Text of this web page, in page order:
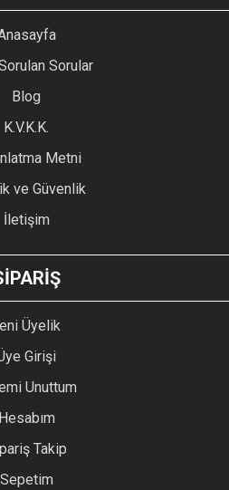
YAZ
veya görüntülenemiyor.
bilgiler bulunuyor.
bulunuyor.
daha pahalı.
GÖNDER
Sorular
Blog
K.V.K.K.
Metni
ve Güvenlik
İletişim
Üyelik
Girişi
Unuttum
Hesabım
Takip
Sepetim